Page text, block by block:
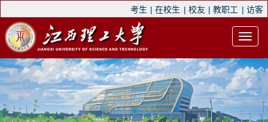
考生 | 在校生 | 校友 | 教职工 | 访客